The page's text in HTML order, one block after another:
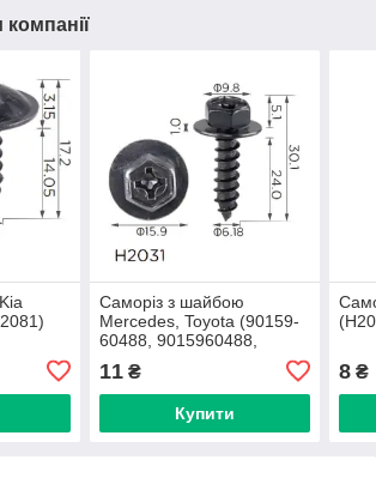
компанії
Саморіз з шайбою
Mercedes, Toyota (90159-
60488, 9015960488,
11₴
Купити
8 ₴